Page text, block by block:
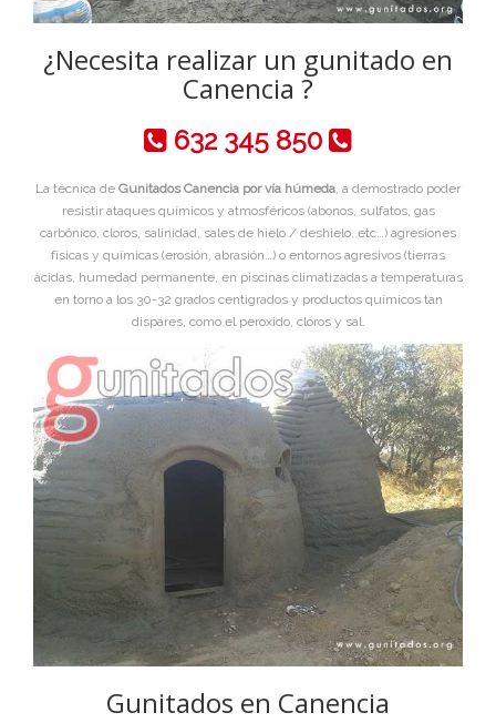
¿Necesita realizar un gunitado en
Canencia ?
632 345 850
La técnica de Gunitados Canencia por vía húmeda, a demostrado poder
resistir ataques químicos y atmosféricos (abonos, sulfatos, gas
carbónico, cloros, salinidad, sales de hielo / deshielo, etc…) agresiones
físicas y químicas (erosión, abrasión…) o entornos agresivos (tierras
ácidas, humedad permanente, en piscinas climatizadas a temperaturas
en torno a los 30-32 grados centigrados y productos químicos tan
dispares, como el peroxido, cloros y sal.
Gunitados en Canencia